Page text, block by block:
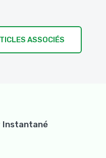
ASSOCIÉS
Instantané